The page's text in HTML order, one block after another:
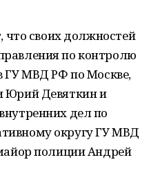
что своих должностей
по контролю
ГУ МВД РФ по Москве,
Юрий Девяткин и
дел по
округу ГУ МВД
полиции Андрей